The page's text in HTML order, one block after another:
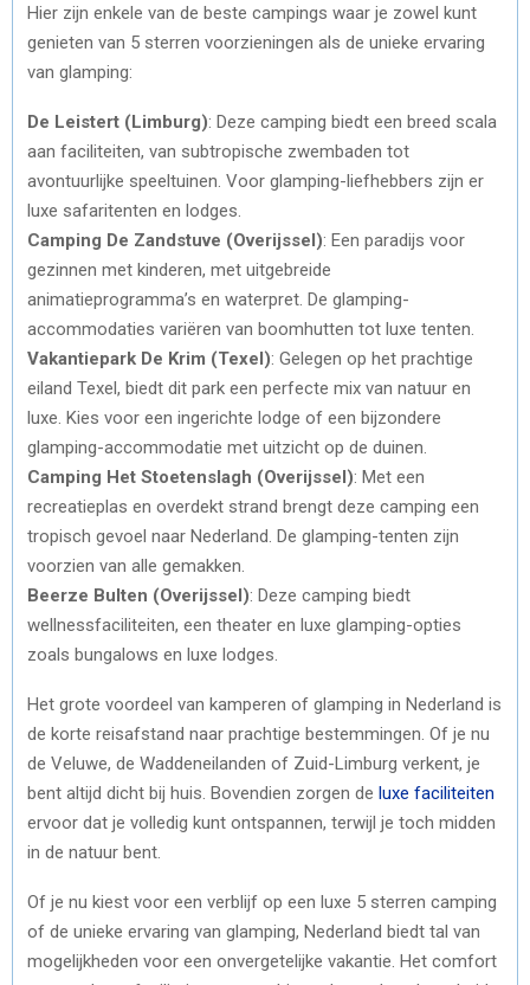
Hier zijn enkele van de beste campings waar je zowel kunt
genieten van 5 sterren voorzieningen als de unieke ervaring
van glamping:
De Leistert (Limburg): Deze camping biedt een breed scala
aan faciliteiten, van subtropische zwembaden tot
avontuurlijke speeltuinen. Voor glamping-liefhebbers zijn er
luxe safaritenten en lodges.
Camping De Zandstuve (Overijssel): Een paradijs voor
gezinnen met kinderen, met uitgebreide
animatieprogramma’s en waterpret. De glamping-
accommodaties variëren van boomhutten tot luxe tenten.
Vakantiepark De Krim (Texel): Gelegen op het prachtige
eiland Texel, biedt dit park een perfecte mix van natuur en
luxe. Kies voor een ingerichte lodge of een bijzondere
glamping-accommodatie met uitzicht op de duinen.
Camping Het Stoetenslagh (Overijssel): Met een
recreatieplas en overdekt strand brengt deze camping een
tropisch gevoel naar Nederland. De glamping-tenten zijn
voorzien van alle gemakken.
Beerze Bulten (Overijssel): Deze camping biedt
wellnessfaciliteiten, een theater en luxe glamping-opties
zoals bungalows en luxe lodges.
Het grote voordeel van kamperen of glamping in Nederland is
de korte reisafstand naar prachtige bestemmingen. Of je nu
de Veluwe, de Waddeneilanden of Zuid-Limburg verkent, je
bent altijd dicht bij huis. Bovendien zorgen de luxe faciliteiten
ervoor dat je volledig kunt ontspannen, terwijl je toch midden
in de natuur bent.
Of je nu kiest voor een verblijf op een luxe 5 sterren camping
of de unieke ervaring van glamping, Nederland biedt tal van
mogelijkheden voor een onvergetelijke vakantie. Het comfort